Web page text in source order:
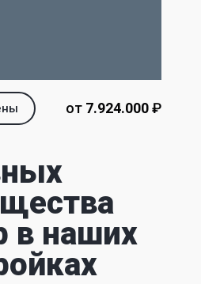
от 7.924.000‬‬ ₽
в наших